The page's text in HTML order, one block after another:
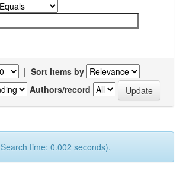
| Sort items by
Authors/record
time: 0.002 seconds).